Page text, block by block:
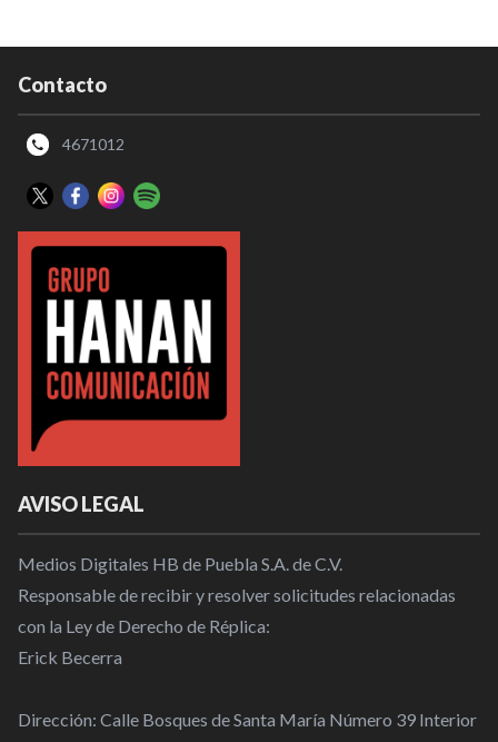
Contacto
4671012
AVISO LEGAL
Medios Digitales HB de Puebla S.A. de C.V.
Responsable de recibir y resolver solicitudes relacionadas
con la Ley de Derecho de Réplica:
Erick Becerra
Dirección: Calle Bosques de Santa María Número 39 Interior